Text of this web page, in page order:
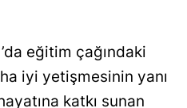
Artvin
eğitim çağındaki
iyi yetişmesinin yanı
katkı sunan